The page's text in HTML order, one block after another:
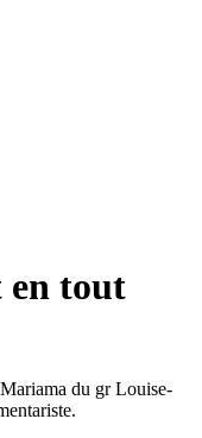
en tout
du gr Louise-
.